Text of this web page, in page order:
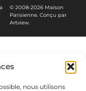
nous utilisons
© 2008-2026 Maison
Parisienne. Conçu par
Artview.